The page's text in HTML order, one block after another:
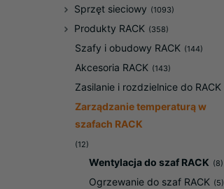
Sprzęt sieciowy (1093)
Produkty RACK (358)
Szafy i obudowy RACK (144)
Akcesoria RACK (143)
Zasilanie i rozdzielnice do RACK
Zarządzanie temperaturą w
szafach RACK
(12)
Wentylacja do szaf RACK (8)
Ogrzewanie do szaf RACK (5)